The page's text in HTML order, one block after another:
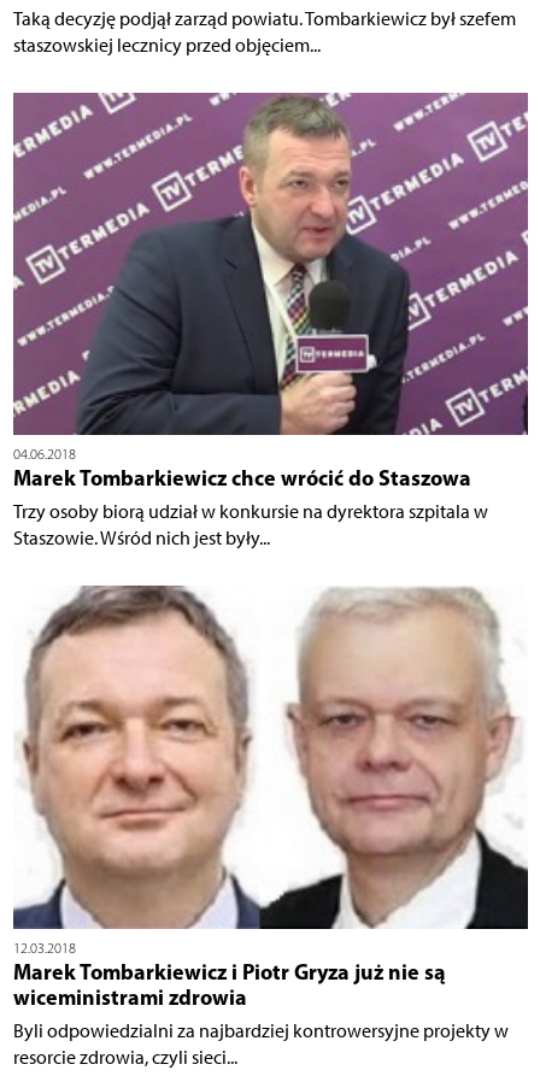
Taką decyzję podjął zarząd powiatu. Tombarkiewicz był szefem
staszowskiej lecznicy przed objęciem...
04.06.2018
Marek Tombarkiewicz chce wrócić do Staszowa
Trzy osoby biorą udział w konkursie na dyrektora szpitala w
Staszowie. Wśród nich jest były...
12.03.2018
Marek Tombarkiewicz i Piotr Gryza już nie są
wiceministrami zdrowia
Byli odpowiedzialni za najbardziej kontrowersyjne projekty w
resorcie zdrowia, czyli sieci...